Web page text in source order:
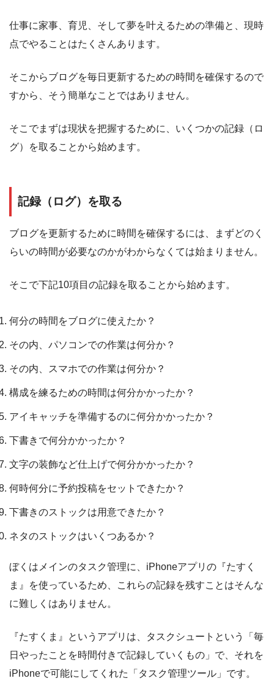
仕事に家事、育児、そして夢を叶えるための準備と、現時
点でやることはたくさんあります。
そこからブログを毎日更新するための時間を確保するので
すから、そう簡単なことではありません。
そこでまずは現状を把握するために、いくつかの記録（ロ
グ）を取ることから始めます。
記録（ログ）を取る
ブログを更新するために時間を確保するには、まずどのく
らいの時間が必要なのかがわからなくては始まりません。
そこで下記10項目の記録を取ることから始めます。
何分の時間をブログに使えたか？
その内、パソコンでの作業は何分か？
その内、スマホでの作業は何分か？
構成を練るための時間は何分かかったか？
アイキャッチを準備するのに何分かかったか？
下書きで何分かかったか？
文字の装飾など仕上げで何分かかったか？
何時何分に予約投稿をセットできたか？
下書きのストックは用意できたか？
ネタのストックはいくつあるか？
ぼくはメインのタスク管理に、iPhoneアプリの『たすく
ま』を使っているため、これらの記録を残すことはそんな
に難しくはありません。
『たすくま』というアプリは、タスクシュートという「毎
日やったことを時間付きで記録していくもの」で、それを
iPhoneで可能にしてくれた「タスク管理ツール」です。